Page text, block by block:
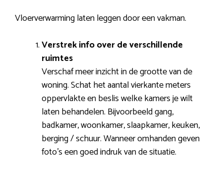
Vloerverwarming laten leggen door een vakman.
Verstrek info over de verschillende
ruimtes
Verschaf meer inzicht in de grootte van de
woning. Schat het aantal vierkante meters
oppervlakte en beslis welke kamers je wilt
laten behandelen. Bijvoorbeeld gang,
badkamer, woonkamer, slaapkamer, keuken,
berging / schuur. Wanneer omhanden geven
foto’s een goed indruk van de situatie.